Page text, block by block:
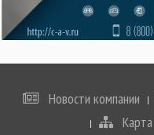
Новости компании